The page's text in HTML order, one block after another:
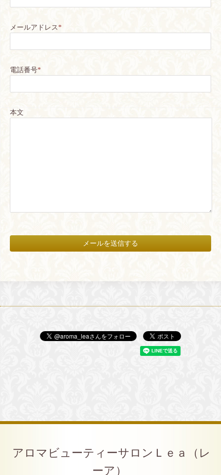
メールアドレス*
電話番号*
本文
アロマビューティーサロンＬｅａ（レ
ーア）